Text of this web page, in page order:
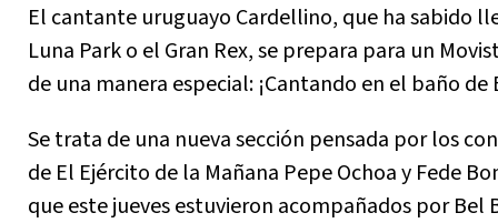
El cantante uruguayo Cardellino, que ha sabido
Luna Park o el Gran Rex, se prepara para un
de una manera especial: ¡Cantando en el baño de
Se trata de una nueva sección pensada por los
de El Ejército de la Mañana Pepe Ochoa y Fede
que este jueves estuvieron acompañados por Bel